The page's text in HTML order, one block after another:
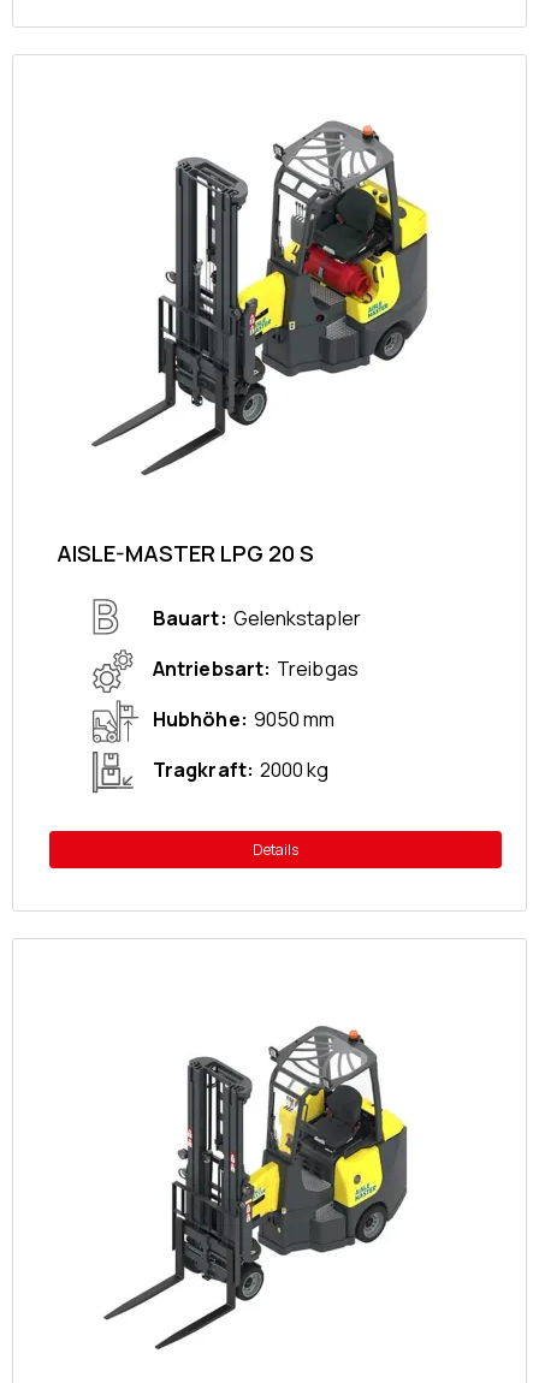
AISLE-MASTER LPG 20 S
Bauart Gelenkstapler
Antriebsart Treibgas
Hubhöhe 9050 mm
Tragkraft 2000 kg
Details